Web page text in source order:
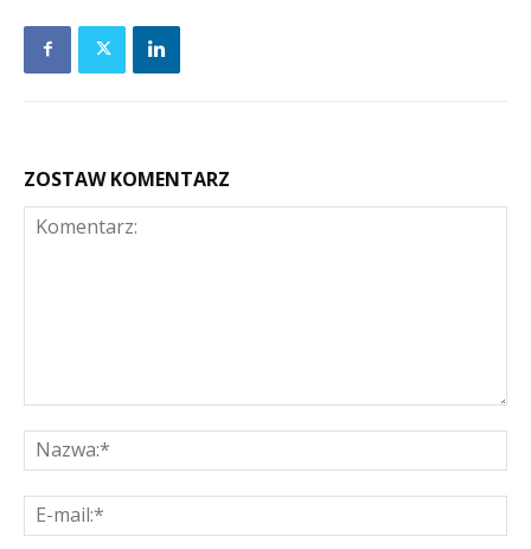
ZOSTAW KOMENTARZ